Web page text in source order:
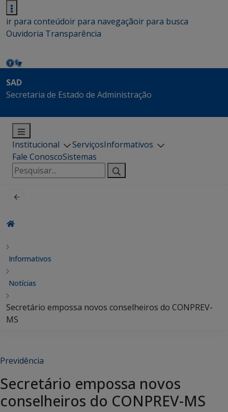
ir para conteúdoir para navegaçãoir para busca
Ouvidoria Transparência
SAD
Secretaria de Estado de Administração
Institucional ServiçosInformativos
Fale ConoscoSistemas
Pesquisar
por:
Informativos
Notícias
Secretário empossa novos conselheiros do CONPREV-
MS
Previdência
Secretário empossa novos
conselheiros do CONPREV-MS